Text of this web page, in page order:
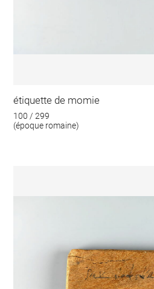
étiquette de momie
100 / 299
(époque romaine)